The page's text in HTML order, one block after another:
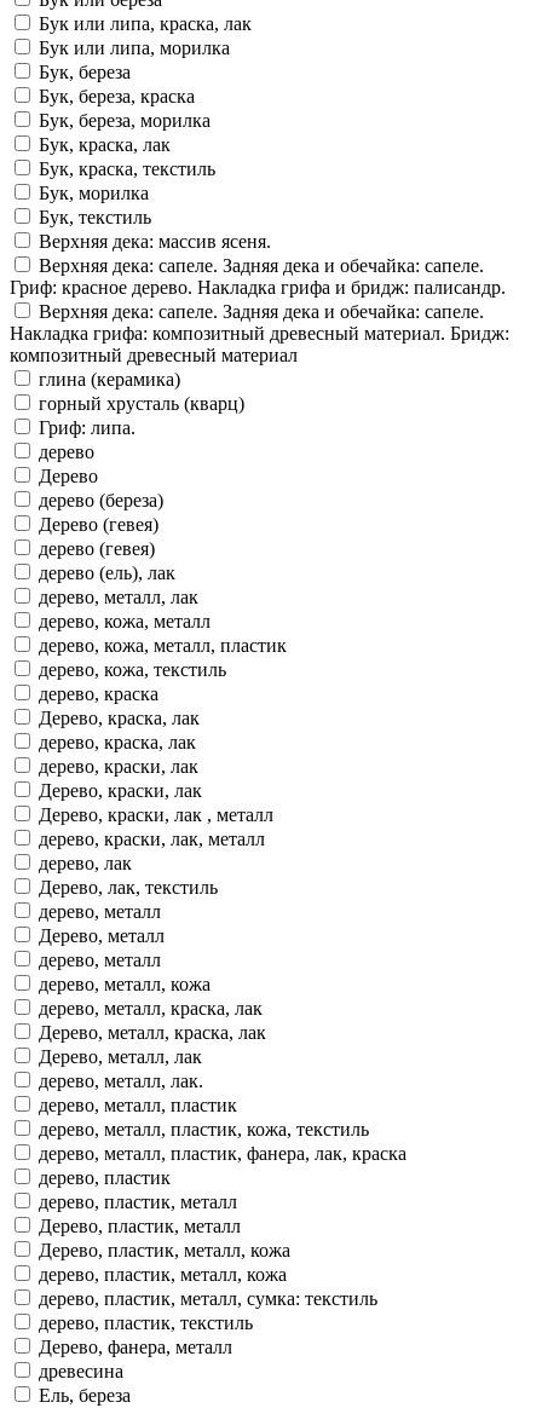
Бук или липа, краска, лак
Бук или липа, морилка
Бук, береза
Бук, береза, краска
Бук, береза, морилка
Бук, краска, лак
Бук, краска, текстиль
Бук, морилка
Бук, текстиль
Верхняя дека: массив ясеня.
Верхняя дека: сапеле. Задняя дека и обечайка: сапеле.
Гриф: красное дерево. Накладка грифа и бридж: палисандр.
Верхняя дека: сапеле. Задняя дека и обечайка: сапеле.
Накладка грифа: композитный древесный материал. Бридж:
композитный древесный материал
глина (керамика)
горный хрусталь (кварц)
Гриф: липа.
дерево
Дерево
дерево (береза)
Дерево (гевея)
дерево (гевея)
дерево (ель), лак
дерево, металл, лак
дерево, кожа, металл
дерево, кожа, металл, пластик
дерево, кожа, текстиль
дерево, краска
Дерево, краска, лак
дерево, краска, лак
дерево, краски, лак
Дерево, краски, лак
Дерево, краски, лак , металл
дерево, краски, лак, металл
дерево, лак
Дерево, лак, текстиль
дерево, металл
Дерево, металл
дерево, металл
дерево, металл, кожа
дерево, металл, краска, лак
Дерево, металл, краска, лак
Дерево, металл, лак
дерево, металл, лак.
дерево, металл, пластик
дерево, металл, пластик, кожа, текстиль
дерево, металл, пластик, фанера, лак, краска
дерево, пластик
дерево, пластик, металл
Дерево, пластик, металл
Дерево, пластик, металл, кожа
дерево, пластик, металл, кожа
дерево, пластик, металл, сумка: текстиль
дерево, пластик, текстиль
Дерево, фанера, металл
древесина
Ель, береза